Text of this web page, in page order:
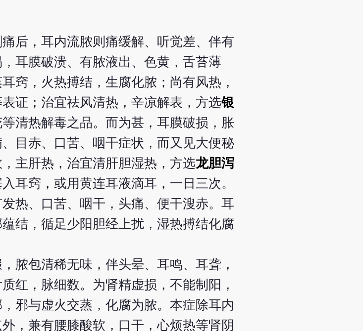
后，耳内流脓则痛缓解、听觉差、伴有
耳膜破溃、有脓液出、色黄，舌苔薄
窍，火热搏结，生腐化脓；尚有风热，
证；治宜祛风清热，辛凉解表，方选银
清热解毒之品。而为甚，耳膜破损，胀
目赤、口苦、咽干症状，而又见大便秘
主肝热，治宜清肝胆湿热，方选龙胆泻
耳窍，或用黄连耳液滴耳，一日三次。
热、口苦、咽干，头痛、便干溲赤。耳
结，循足少阳胆经上扰，湿热搏结化腐
脓包清稀无味，伴头晕、耳鸣、耳聋，
红，脉细数。为肾精虚损，不能制阳，
邪与虚火交蒸，化腐为脓。本症除耳内
，兼有腰膝酸软，口干，心烦热等肾阴